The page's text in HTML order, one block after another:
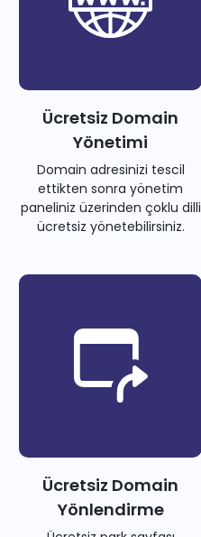
Ücretsiz Domain
Yönetimi
Domain adresinizi tescil
ettikten sonra yönetim
paneliniz üzerinden çoklu dilli
ücretsiz yönetebilirsiniz.
Ücretsiz Domain
Yönlendirme